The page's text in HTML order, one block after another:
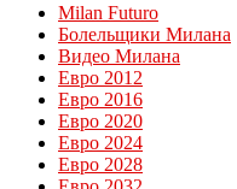
Milan Futuro
Болельщики Милана
Видео Милана
Евро 2012
Евро 2016
Евро 2020
Евро 2024
Евро 2028